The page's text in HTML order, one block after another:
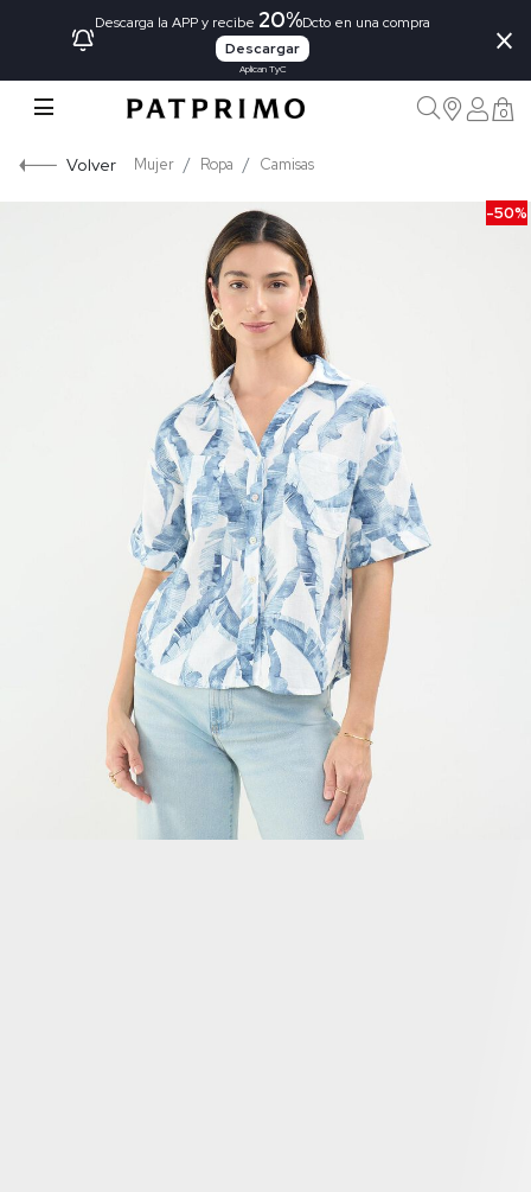
Descarga la APP y recibe 20%Dcto en una compra
Descargar
Aplican TyC
×
0
Volver Mujer Ropa Camisas
-50%